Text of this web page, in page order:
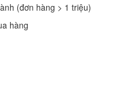
(đơn hàng > 1 triệu)
hàng